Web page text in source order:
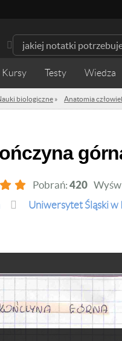
Kursy Testy Wiedza
biologiczne » Anatomia
Pobrań: 420
Uniwersytet Śląski w